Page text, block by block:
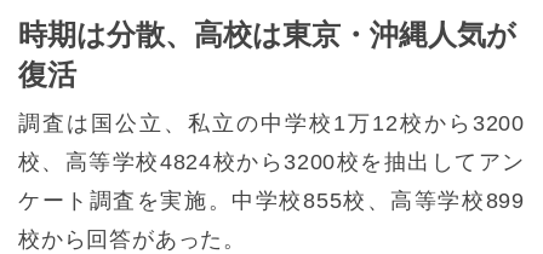
時期は分散、高校は東京・沖縄人気が
復活
調査は国公立、私立の中学校1万12校から3200
校、高等学校4824校から3200校を抽出してアン
ケート調査を実施。中学校855校、高等学校899
校から回答があった。